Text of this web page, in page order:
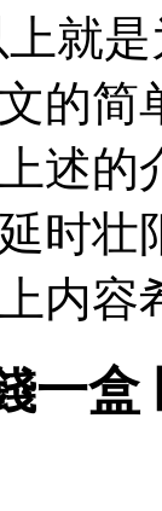
就
的简
述的
时
内容
一